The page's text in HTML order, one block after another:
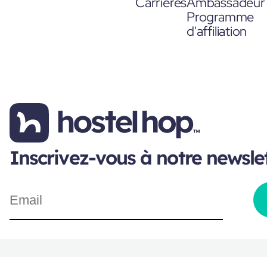
Programme
d'affiliation
Inscrivez-vous à notre